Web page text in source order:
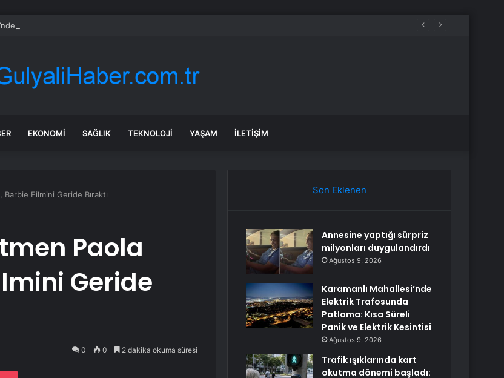
Elektrik Trafosunda Patlama: Kısa Süreli Panik ve Elektrik Kesintisi
EKONOMI SAĞLIK TEKNOLOJI YAŞAM İLETIŞIM
Filmini Geride Bıraktı
Paola
Geride
0 0 2 dakika okuma süresi
Pocket
Son Eklenen
Annesine yaptığı sürpriz
milyonları duygulandırdı
Ağustos 9, 2026
Karamanlı Mahallesi’nde
Elektrik Trafosunda
Patlama: Kısa Süreli
Panik ve Elektrik Kesintisi
Ağustos 9, 2026
Trafik ışıklarında kart
okutma dönemi başladı: